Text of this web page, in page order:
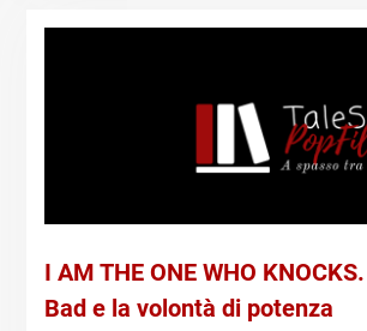
I AM THE ONE WHO
Bad e la volontà di potenza